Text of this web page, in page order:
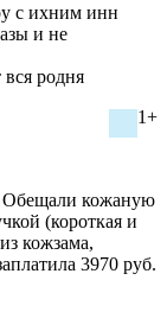
с ихним инн
и не
родня
1+
Обещали кожаную
(короткая и
кожзама,
3970 руб.